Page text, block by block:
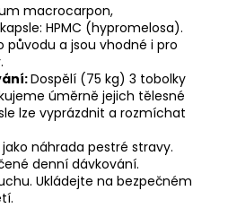
macrocarpon,
HPMC (hypromelosa).
původu a jsou vhodné i pro
Dospělí (75 kg) 3 tobolky
úměrně jejich tělesné
lze vyprázdnit a rozmíchat
jako náhrada pestré stravy.
denní dávkování.
Ukládejte na bezpečném